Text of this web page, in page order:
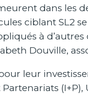
dans les
ciblant SL2
à
Douville,
leur
(I+P),